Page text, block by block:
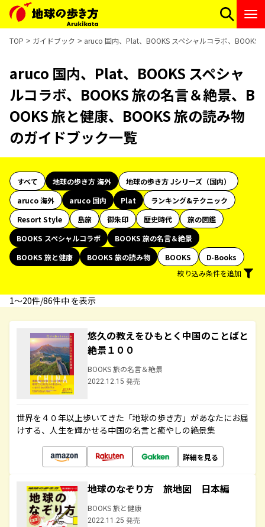
TOP ガイドブック aruco 国内、Plat、BOOKS スペシャルコラボ、BOOKS
aruco 国内、Plat、BOOKS スペシャ
ルコラボ、BOOKS 旅の名言＆絶景、B
OOKS 旅と健康、BOOKS 旅の読み物
のガイドブック一覧
すべて 地球の歩き方 海外
地球の歩き方 Jシリーズ（国内）
aruco 海外
aruco 国内 Plat
ランキング&テクニック
Resort Style
島旅 御朱印 歴史時代
旅の図鑑
BOOKS スペシャルコラボ
BOOKS 旅の名言＆絶景
BOOKS 旅と健康
BOOKS 旅の読み物 BOOKS
D-Books
絞り込み条件を追加
1〜20件/86件中 を表示
悠久の教えをひもとく中国のことばと
絶景１００
BOOKS 旅の名言＆絶景
2022.12.15 発売
世界を４０年以上歩いてきた「地球の歩き方」があなたにお届
けする、人生を輝かせる中国の名言と癒やしの絶景集
詳細を見る
地球のなぞり方 旅地図 日本編
BOOKS 旅と健康
2022.11.25 発売